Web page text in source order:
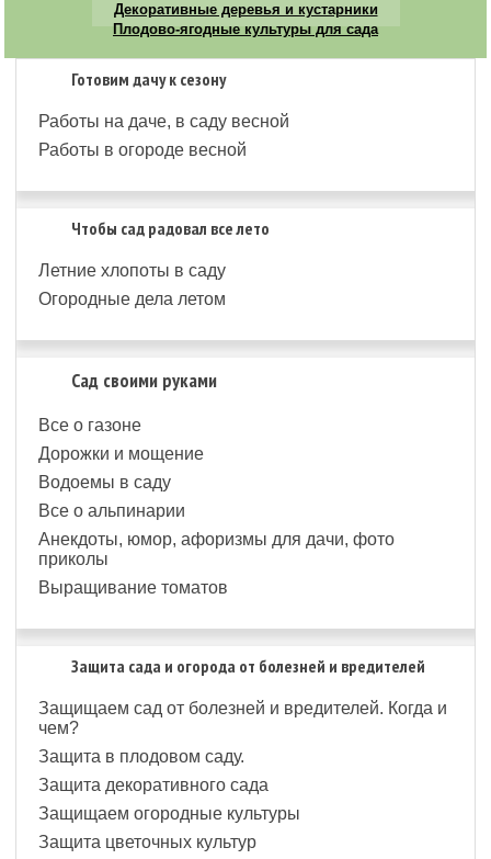
Декоративные деревья и кустарники
Плодово-ягодные культуры для сада
Готовим дачу к сезону
Работы на даче, в саду весной
Работы в огороде весной
Чтобы сад радовал все лето
Летние хлопоты в саду
Огородные дела летом
Сад своими руками
Все о газоне
Дорожки и мощение
Водоемы в саду
Все о альпинарии
Анекдоты, юмор, афоризмы для дачи, фото
приколы
Выращивание томатов
Защита сада и огорода от болезней и вредителей
Защищаем сад от болезней и вредителей. Когда и
чем?
Защита в плодовом саду.
Защита декоративного сада
Защищаем огородные культуры
Защита цветочных культур